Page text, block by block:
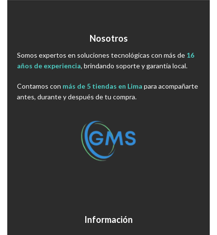
Nosotros
Somos expertos en soluciones tecnológicas con más de 16
años de experiencia, brindando soporte y garantía local.
Contamos con más de 5 tiendas en Lima para acompañarte
antes, durante y después de tu compra.
Información